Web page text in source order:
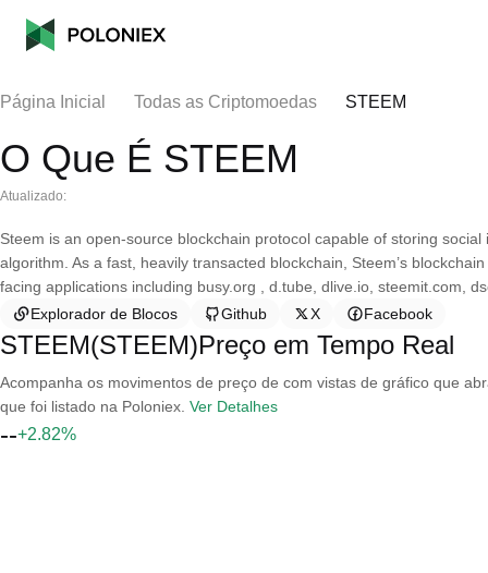
Página Inicial Todas as Criptomoedas STEEM
O Que É STEEM
Atualizado:
Steem is an open-source blockchain protocol capable of storing
algorithm. As a fast, heavily transacted blockchain, Steem’s
facing applications including busy.org , d.tube, dlive.io, steemit.com,
Explorador de Blocos
Github X Facebook
STEEM(STEEM)Preço em Tempo Real
Acompanha os movimentos de preço de com vistas de gráfico que
que foi listado na Poloniex. Ver Detalhes
--+2.82%